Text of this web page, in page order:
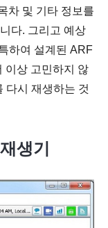
차 및 기타 정보를
다. 그리고 예상
하여 설계된 ARF
이상 고민하지 않
다시 재생하는 것
생기